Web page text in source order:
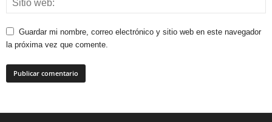
Guardar mi nombre, correo electrónico y sitio web en este navegador
la próxima vez que comente.